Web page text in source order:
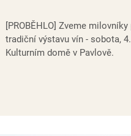
[PROBĚHLO] Zveme
tradiční výstavu vín - sobota,
Kulturním domě v Pavlově.